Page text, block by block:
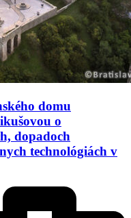
domu
o
dopadoch
technológiách v